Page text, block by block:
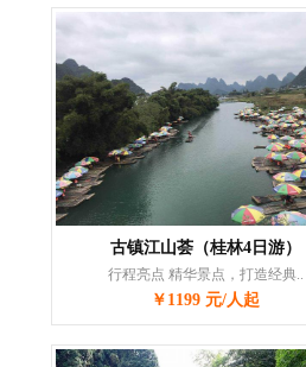
古镇江山荟（桂林4日游）
行程亮点 精华景点，打造经典..
￥1199 元/人起